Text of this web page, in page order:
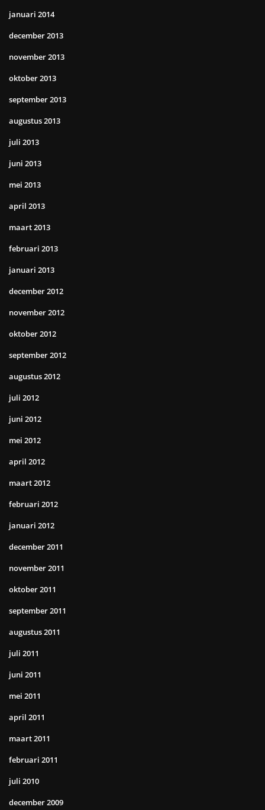
januari 2014
december 2013
november 2013
oktober 2013
september 2013
augustus 2013
juli 2013
juni 2013
mei 2013
april 2013
maart 2013
februari 2013
januari 2013
december 2012
november 2012
oktober 2012
september 2012
augustus 2012
juli 2012
juni 2012
mei 2012
april 2012
maart 2012
februari 2012
januari 2012
december 2011
november 2011
oktober 2011
september 2011
augustus 2011
juli 2011
juni 2011
mei 2011
april 2011
maart 2011
februari 2011
juli 2010
december 2009